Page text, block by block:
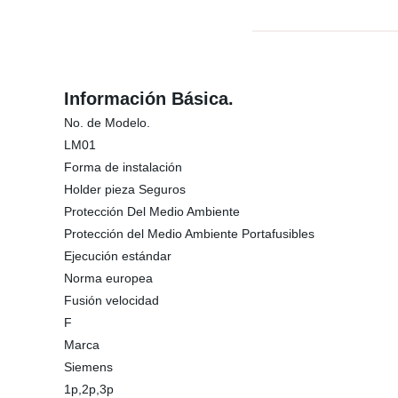
Información Básica.
No. de Modelo.
LM01
Forma de instalación
Holder pieza Seguros
Protección Del Medio Ambiente
Protección del Medio Ambiente Portafusibles
Ejecución estándar
Norma europea
Fusión velocidad
F
Marca
Siemens
1p,2p,3p